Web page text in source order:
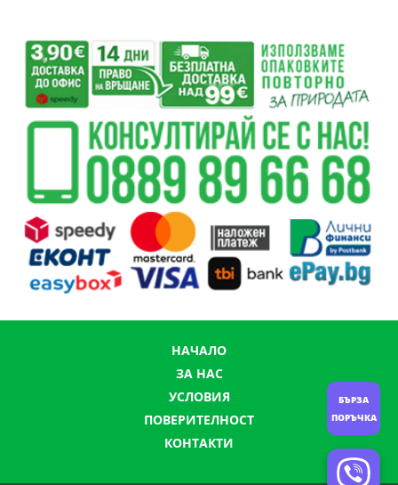
НАЧАЛО
ЗА НАС
УСЛОВИЯ
ПОВЕРИТЕЛНОСТ
КОНТАКТИ
БЪРЗА
ПОРЪЧКА